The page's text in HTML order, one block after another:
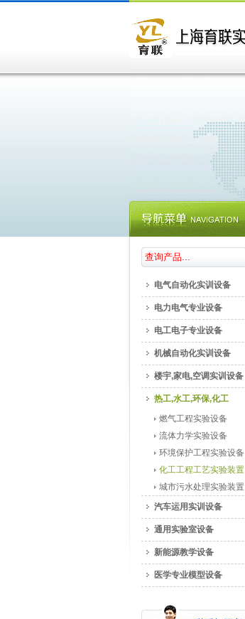
电气自动化实训设备
电力电气专业设备
电工电子专业设备
机械自动化实训设备
楼宇,家电,空调实训设备
热工,水工,环保,化工
燃气工程实验设备
流体力学实验设备
环境保护工程实验设备
化工工程工艺实验装置
城市污水处理实验装置
汽车运用实训设备
通用实验室设备
新能源教学设备
医学专业模型设备